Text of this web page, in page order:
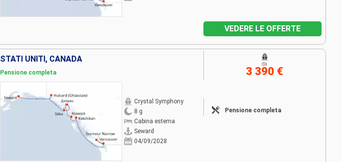
VEDERE LE OFFERTE
STATI UNITI, CANADA
Pensione completa
Crystal Symphony
8 g
Cabina esterna
Seward
04/09/2028
Pensione completa
da
3 390 €